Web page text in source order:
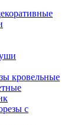
кровельные
с